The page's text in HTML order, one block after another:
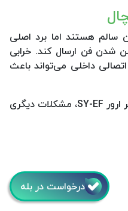
سالم هستند اما برد اصلی
شدن فن ارسال کند. خرابی
داخلی می‌تواند باعث
در این شرایط ممکن است علاوه بر ارور SY-EF، مشکلات دیگری
درخواست در بله